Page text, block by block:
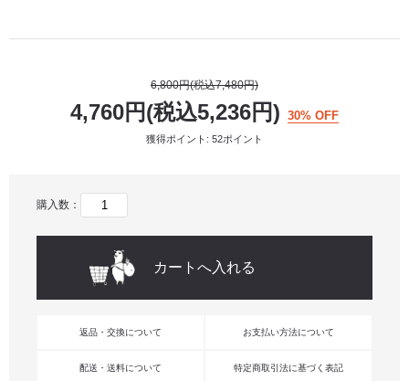
6,800円(税込7,480円)
4,760円(税込5,236円) 30% OFF
獲得ポイント: 52ポイント
購入数：
返品・交換について お支払い方法について
配送・送料について 特定商取引法に基づく表記